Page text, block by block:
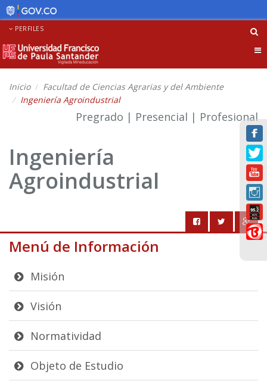
PERFILES
Inicio
Facultad de Ciencias Agrarias y del Ambiente
Ingeniería Agroindustrial
Pregrado | Presencial | Profesional
Ingeniería
Agroindustrial
Menú de Información
Misión
Visión
Normatividad
Objeto de Estudio